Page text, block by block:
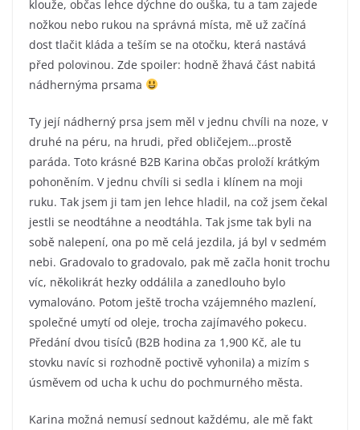
klouže, občas lehce dýchne do ouška, tu a tam zajede
nožkou nebo rukou na správná místa, mě už začíná
dost tlačit kláda a teším se na otočku, která nastává
před polovinou. Zde spoiler: hodně žhavá část nabitá
nádhernýma prsama
Ty její nádherný prsa jsem měl v jednu chvíli na noze, v
druhé na péru, na hrudi, před obličejem…prostě
paráda. Toto krásné B2B Karina občas proloží krátkým
pohoněním. V jednu chvíli si sedla i klínem na moji
ruku. Tak jsem ji tam jen lehce hladil, na což jsem čekal
jestli se neodtáhne a neodtáhla. Tak jsme tak byli na
sobě nalepení, ona po mě celá jezdila, já byl v sedmém
nebi. Gradovalo to gradovalo, pak mě začla honit trochu
víc, několikrát hezky oddálila a zanedlouho bylo
vymalováno. Potom ještě trocha vzájemného mazlení,
společné umytí od oleje, trocha zajímavého pokecu.
Předání dvou tisíců (B2B hodina za 1,900 Kč, ale tu
stovku navíc si rozhodně poctivě vyhonila) a mizím s
úsměvem od ucha k uchu do pochmurného města.
Karina možná nemusí sednout každému, ale mě fakt